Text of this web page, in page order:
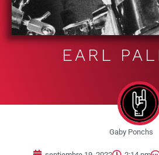
EARL
Gaby Ponchs